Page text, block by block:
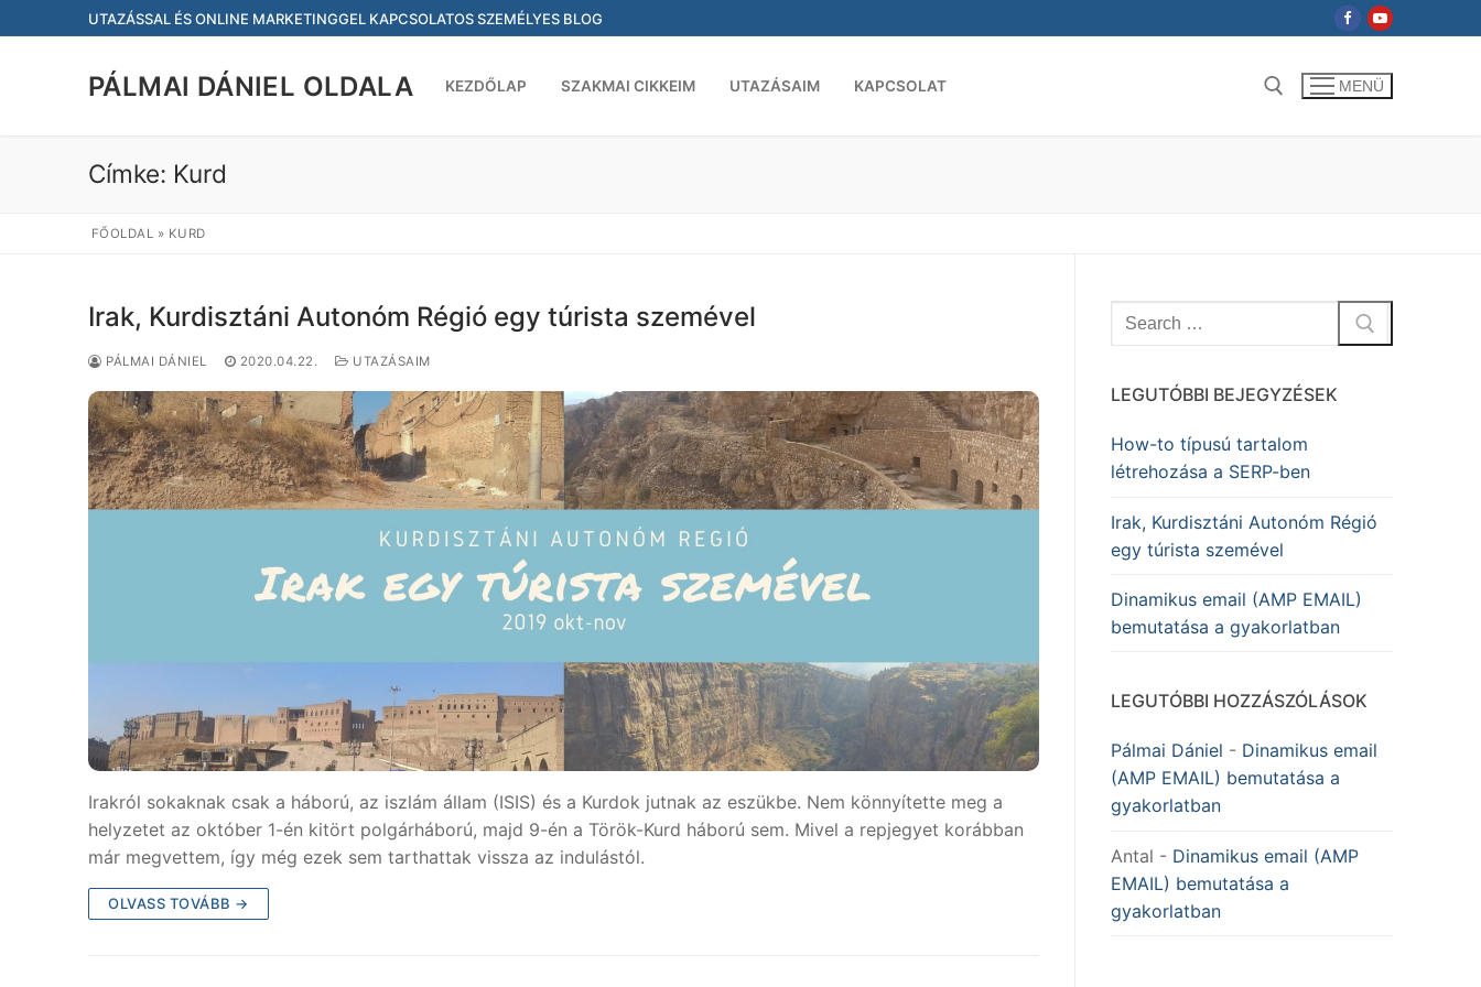
a
UTAZÁSSAL ÉS ONLINE MARKETINGGEL KAPCSOLATOS SZEMÉLYES BLOG
PÁLMAI DÁNIEL OLDALA KEZDŐLAP SZAKMAI CIKKEIM UTAZÁSAIM KAPCSOLAT MENÜ
Címke: Kurd
FŐOLDAL » KURD
Irak, Kurdisztáni Autonóm Régió egy túrista szemével
PÁLMAI DÁNIEL 2020.04.22. UTAZÁSAIM
Irakról sokaknak csak a háború, az iszlám állam (ISIS) és a Kurdok jutnak az eszükbe. Nem könnyítette meg a
helyzetet az október 1-én kitört polgárháború, majd 9-én a Török-Kurd háború sem. Mivel a repjegyet korábban
már megvettem, így még ezek sem tarthattak vissza az indulástól.
OLVASS TOVÁBB →
Keresése:
LEGUTÓBBI BEJEGYZÉSEK
How-to típusú tartalom
létrehozása a SERP-ben
Irak, Kurdisztáni Autonóm Régió
egy túrista szemével
Dinamikus email (AMP EMAIL)
bemutatása a gyakorlatban
LEGUTÓBBI HOZZÁSZÓLÁSOK
Pálmai Dániel - Dinamikus email
(AMP EMAIL) bemutatása a
gyakorlatban
Antal - Dinamikus email (AMP
EMAIL) bemutatása a
gyakorlatban